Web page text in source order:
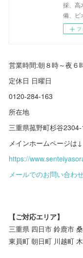
採、高
備、ビ
フ
営業時間:朝８時～夜６
定休日 日曜日
0120-284-163
所在地
三重県菰野町杉谷2304-
メインホームページは↓
https://
メールでのお問い合わ
【ご対応エリア】
三重県 四日市 鈴鹿市
東員町 朝日町 川越町